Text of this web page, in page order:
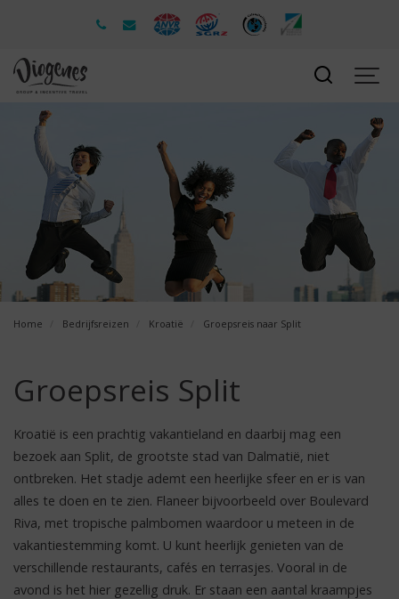
Home Bedrijfsreizen Kroatië Groepsreis naar Split
Groepsreis Split
Kroatië is een prachtig vakantieland en daarbij mag een
bezoek aan Split, de grootste stad van Dalmatië, niet
ontbreken. Het stadje ademt een heerlijke sfeer en er is van
alles te doen en te zien. Flaneer bijvoorbeeld over Boulevard
Riva, met tropische palmbomen waardoor u meteen in de
vakantiestemming komt. U kunt heerlijk genieten van de
verschillende restaurants, cafés en terrasjes. Vooral in de
avond is het hier gezellig druk. Er staan een aantal kraampjes